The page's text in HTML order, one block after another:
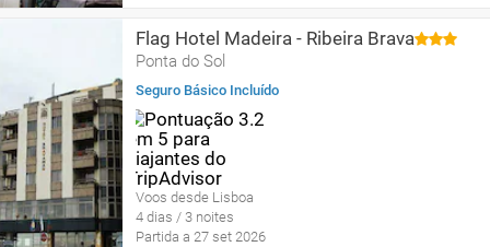
Flag Hotel Madeira - Ribeira Brava
Ponta do Sol
Seguro Básico Incluído
Voos desde Lisboa
4 dias / 3 noites
Partida a 27 set 2026